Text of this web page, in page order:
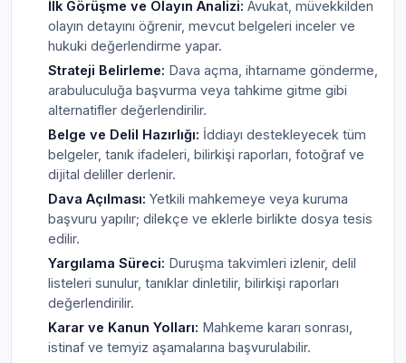
İlk Görüşme ve Olayın Analizi: Avukat, müvekkilden
olayın detayını öğrenir, mevcut belgeleri inceler ve
hukuki değerlendirme yapar.
Strateji Belirleme: Dava açma, ihtarname gönderme,
arabuluculuğa başvurma veya tahkime gitme gibi
alternatifler değerlendirilir.
Belge ve Delil Hazırlığı: İddiayı destekleyecek tüm
belgeler, tanık ifadeleri, bilirkişi raporları, fotoğraf ve
dijital deliller derlenir.
Dava Açılması: Yetkili mahkemeye veya kuruma
başvuru yapılır; dilekçe ve eklerle birlikte dosya tesis
edilir.
Yargılama Süreci: Duruşma takvimleri izlenir, delil
listeleri sunulur, tanıklar dinletilir, bilirkişi raporları
değerlendirilir.
Karar ve Kanun Yolları: Mahkeme kararı sonrası,
istinaf ve temyiz aşamalarına başvurulabilir.